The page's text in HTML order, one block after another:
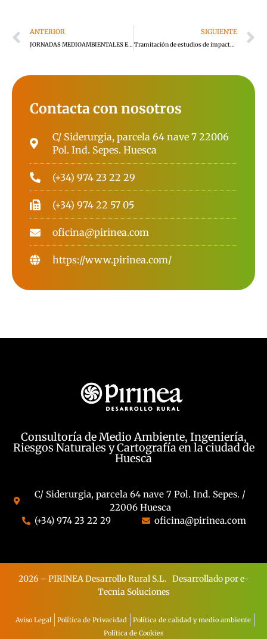
Ant
ANTERIOR
JORNADAS MEDIOAMBIENTALES EN EL TÉRMINO MUNICIPAL DE TELLA – SIN
SIGUIENTE
Tramitación de estudios de impacto ambiental para legalización de proyectos
Contacta con nosotros
C/ Siderurgia, parcela 64 nave 7 22006
Pol. Ind. Sepes. Huesca
(+34) 974 23 22 29
(+34) 974 22 57 05
oficina@pirinea.com
https://www.pirinea.com/
Consultoría de Medio Ambiente, Ingeniería,
Riesgos Naturales y Cartografía en la ciudad de
Huesca
C/ Siderurgia, parcela 64 nave 7 Pol. Ind. Sepes. /
22006 Huesca
(+34) 974 23 22 29
oficina@pirinea.com
2026 – PIRINEA Desarrollo Rural S.L. Desarrollado pore-
Tecnia Soluciones
Aviso Legal Política de Privacidad
Política de calidad y medio ambiente
Política de Cookies